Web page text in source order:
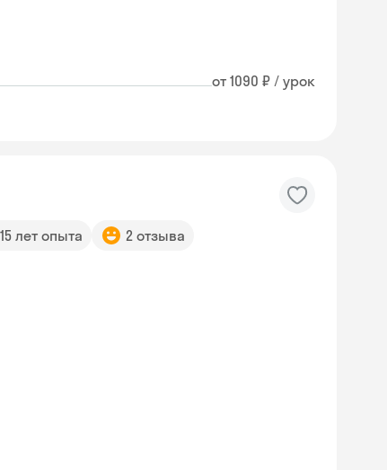
от 1090 ₽ / урок
15 лет опыта 2 отзыва